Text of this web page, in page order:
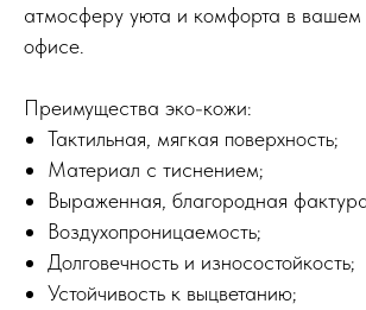
атмосферу уюта и комфорта в
офисе.
Преимущества эко-кожи:
Тактильная, мягкая поверхность;
Материал с тиснением;
Выраженная, благородная
Воздухопроницаемость;
Долговечность и износостойкость;
Устойчивость к выцветанию;